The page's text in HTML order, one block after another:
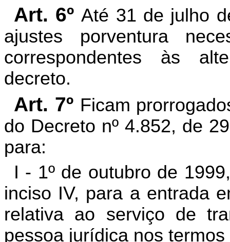
Art. 6ºAté 31 de julho
ajustes porventura
correspondentes às
decreto.
Art. 7º Ficam
do Decreto nº 4.852, de
para:
I - 1º de outubro de
inciso IV, para a entrada
relativa ao serviço de
pessoa jurídica nos